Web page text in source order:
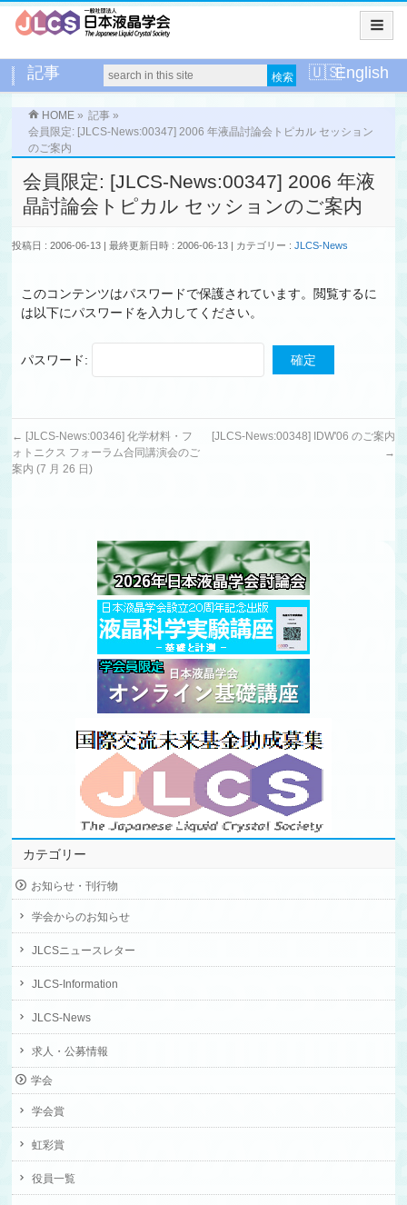
記事 English
HOME » 記事 »
会員限定: [JLCS-News:00347] 2006 年液晶討論会トピカル セッション
のご案内
会員限定: [JLCS-News:00347] 2006 年液
晶討論会トピカル セッションのご案内
投稿日 : 2006-06-13 最終更新日時 : 2006-06-13 カテゴリー :JLCS-News
このコンテンツはパスワードで保護されています。閲覧するに
は以下にパスワードを入力してください。
パスワード:
← [JLCS-News:00346] 化学材料・フ
ォトニクス フォーラム合同講演会のご
案内 (7 月 26 日)
[JLCS-News:00348] IDW'06 のご案内
→
カテゴリー
お知らせ・刊行物
学会からのお知らせ
JLCSニュースレター
JLCS-Information
JLCS-News
求人・公募情報
学会
学会賞
虹彩賞
役員一覧